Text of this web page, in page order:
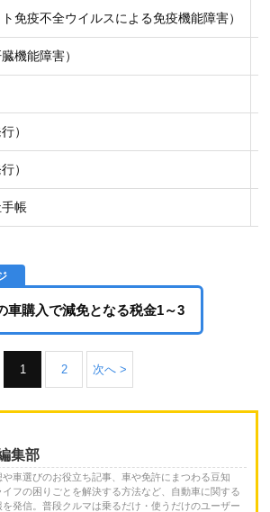
免疫不全ウイルスによる免疫機能障害）
機能障害）
）
）
帳
車購入で減免となる税金1～3
1 2 次へ >
集部
や車選びのお役立ち記事、車や免許にまつわる豆知
イフの困りごとを解決する方法など、自動車に関する
を発信。普段クルマは乗るだけ・使うだけのユーザー